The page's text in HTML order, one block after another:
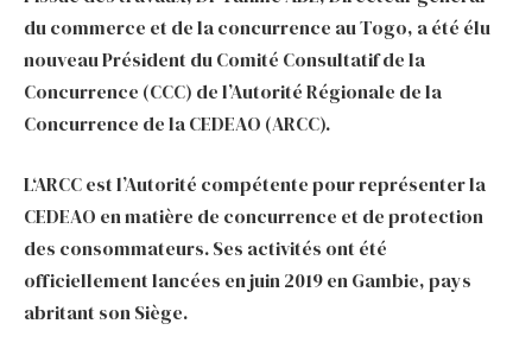
du commerce et de la concurrence au Togo, a été élu
nouveau Président du Comité Consultatif de la
Concurrence (CCC) de l’Autorité Régionale de la
Concurrence de la CEDEAO (ARCC).
L‘ARCC est l’Autorité compétente pour représenter la
CEDEAO en matière de concurrence et de protection
des consommateurs. Ses activités ont été
officiellement lancées en juin 2019 en Gambie, pays
abritant son Siège.